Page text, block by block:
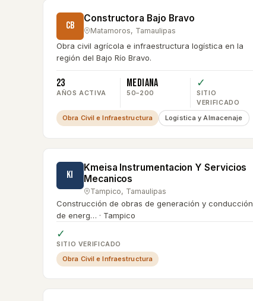
CB
Constructora Bajo Bravo
Matamoros, Tamaulipas
Obra civil agrícola e infraestructura logística en la
región del Bajo Río Bravo.
23
AÑOS ACTIVA
Mediana
50–200
✓
SITIO
VERIFICADO
Obra Civil e Infraestructura Logística y Almacenaje
KI
Kmeisa Instrumentacion Y Servicios
Mecanicos
Tampico, Tamaulipas
Construcción de obras de generación y conducción
de energ… · Tampico
✓
SITIO VERIFICADO
Obra Civil e Infraestructura